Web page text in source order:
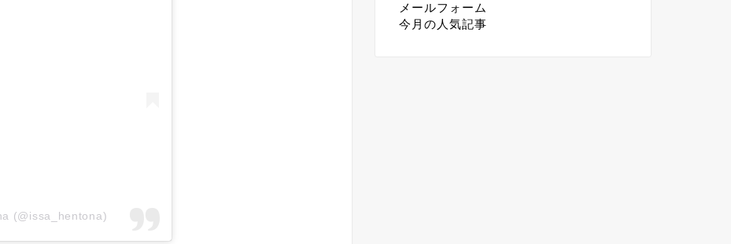
(@issa_hentona)
メールフォーム
今月の人気記事